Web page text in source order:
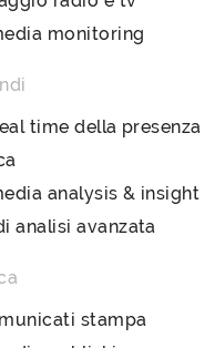
monitoring
time della presenza
analysis & insight
analisi avanzata
stampa